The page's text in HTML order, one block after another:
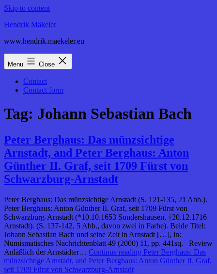
Skip to content
Hendrik Mäkeler
www.hendrik.maekeler.eu
Menu Close
Contact
Contact form
Tag: Johann Sebastian Bach
Peter Berghaus: Das münzsichtige
Arnstadt, and Peter Berghaus: Anton
Günther II. Graf, seit 1709 Fürst von
Schwarzburg-Arnstadt
Peter Berghaus: Das münzsichtige Arnstadt (S. 121-135, 21 Abb.).
Peter Berghaus: Anton Günther II. Graf, seit 1709 Fürst von
Schwarzburg-Arnstadt (*10.10.1653 Sondershausen, †20.12.1716
Arnstadt). (S. 137-142, 5 Abb., davon zwei in Farbe). Beide Titel:
Johann Sebastian Bach und seine Zeit in Arnstadt […], in:
Numismatisches Nachrichtenblatt 49 (2000) 11, pp. 441sq. Review
Anläßlich der Arnstädter… Continue reading Peter Berghaus: Das
münzsichtige Arnstadt, and Peter Berghaus: Anton Günther II. Graf,
seit 1709 Fürst von Schwarzburg-Arnstadt